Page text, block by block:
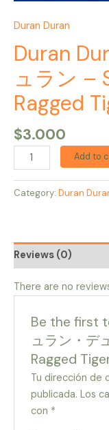
Duran Duran
Duran
ュラン –
Ragged
$3.000
Add to
Category: Duran
Reviews (0)
There are no
Be the first
ュラン・デ
Ragged
Tu dirección de
publicada. Los
con *